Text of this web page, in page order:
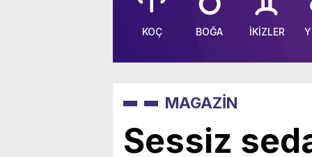
KOÇ BOĞA İKİZLER
MAGAZİN
Sessiz